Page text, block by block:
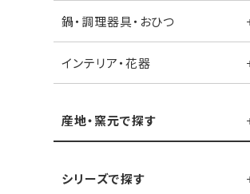
鍋・調理器具・おひつ
インテリア・花器
産地・窯元で探す
シリーズで探す